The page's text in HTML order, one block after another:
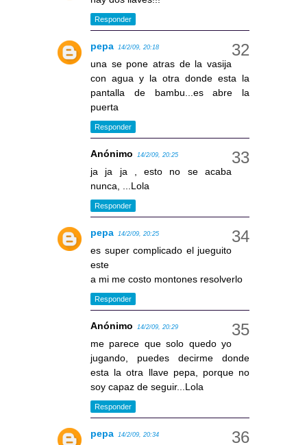
Responder
pepa 14/2/09, 20:18
una se pone atras de la vasija
con agua y la otra donde esta la
pantalla de bambu...es abre la
puerta
Responder
Anónimo 14/2/09, 20:25
ja ja ja , esto no se acaba
nunca, ...Lola
Responder
pepa 14/2/09, 20:25
es super complicado el jueguito
este
a mi me costo montones resolverlo
Responder
Anónimo 14/2/09, 20:29
me parece que solo quedo yo
jugando, puedes decirme donde
esta la otra llave pepa, porque no
soy capaz de seguir...Lola
Responder
pepa 14/2/09, 20:34